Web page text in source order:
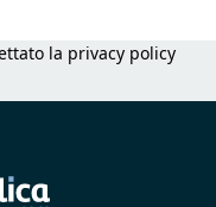
la privacy policy